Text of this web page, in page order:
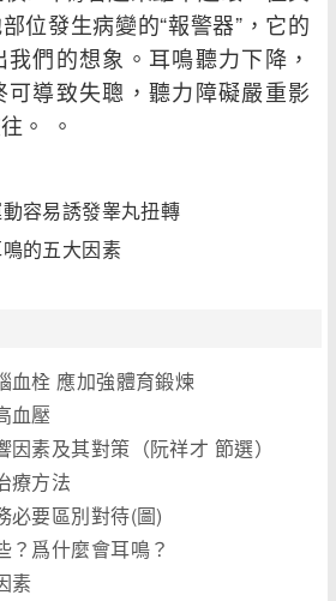
位發生病變的“報警器”，它的
們的想象。耳鳴聽力下降，
導致失聰，聽力障礙嚴重影
。 。
容易誘發睾丸扭轉
的五大因素
血栓 應加強體育鍛煉
血壓
素及其對策（阮祥才 節選）
療方法
必要區別對待(圖)
？爲什麼會耳鳴？
素